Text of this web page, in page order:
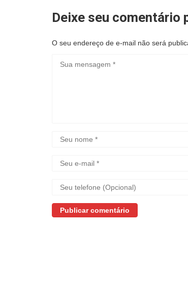
Deixe seu comentário
O seu endereço de e-mail não será